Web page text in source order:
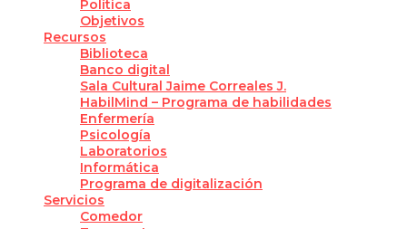
Política
Objetivos
Recursos
Biblioteca
Banco digital
Sala Cultural Jaime Correales J.
HabilMind – Programa de habilidades
Enfermería
Psicología
Laboratorios
Informática
Programa de digitalización
Servicios
Comedor